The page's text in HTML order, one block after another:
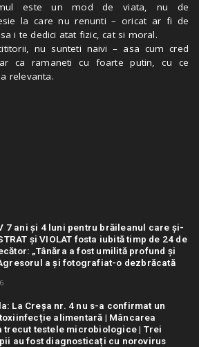
este un mod de viata, nu de
la care nu renunti – oricat ar fi de
i te dedici atat fizic, cat si moral.
nu sunteti naivi – asa cum cred
ca ramaneti cu foarte putin, cu ce
relevanta.
7 ani și 4 luni pentru brăileanul care și-
și VIOLAT fosta iubită timp de 24 de
„Tânăra a fost umilită profund și
a și fotografiat-o dezbrăcată
La Creșa nr. 4 nu s-a confirmat un
alimentară | Mâncarea
trecut testele microbiologice | Trei
au fost diagnosticați cu norovirus